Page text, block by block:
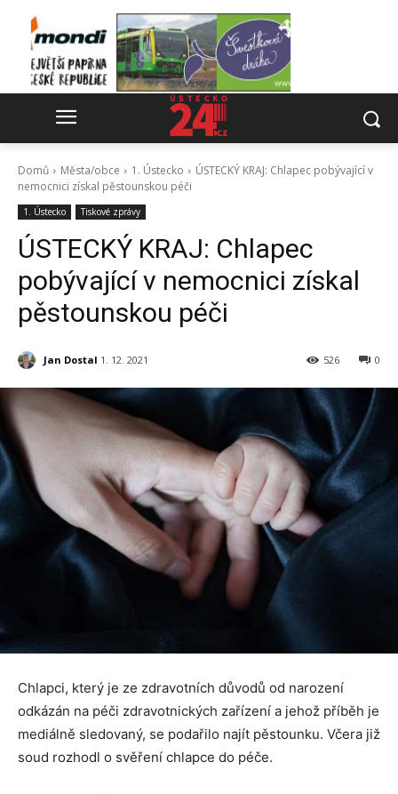
Domů Města/obce 1. Ústecko
ÚSTECKÝ KRAJ: Chlapec pobývající v
nemocnici získal pěstounskou péči
1. Ústecko Tiskové zprávy
ÚSTECKÝ KRAJ: Chlapec
pobývající v nemocnici získal
pěstounskou péči
Jan Dostal 1. 12. 2021 0
526
Chlapci, který je ze zdravotních důvodů od narození
odkázán na péči zdravotnických zařízení a jehož příběh je
mediálně sledovaný, se podařilo najít pěstounku. Včera již
soud rozhodl o svěření chlapce do péče.